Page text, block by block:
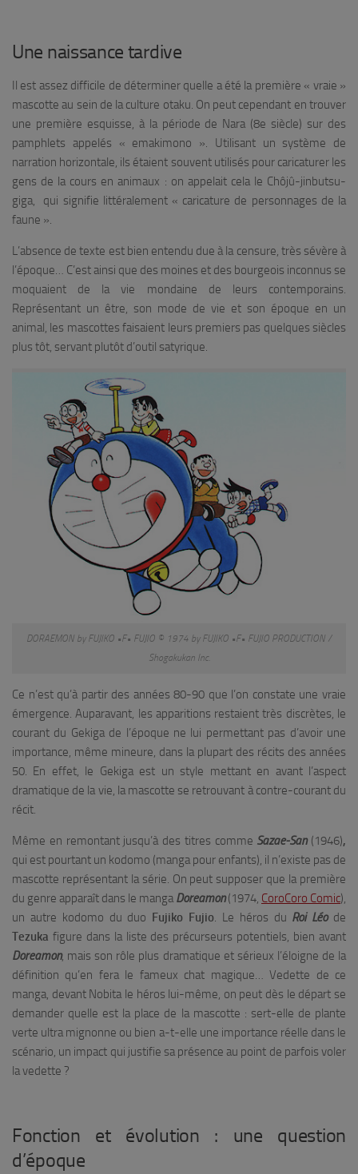
Une naissance tardive
Il est assez difficile de déterminer quelle a été la première « vraie »
mascotte au sein de la culture otaku. On peut cependant en trouver
une première esquisse, à la période de Nara (8e siècle) sur des
pamphlets appelés « emakimono ». Utilisant un système de
narration horizontale, ils étaient souvent utilisés pour caricaturer les
gens de la cours en animaux : on appelait cela le Chôjû-jinbutsu-
giga, qui signifie littéralement « caricature de personnages de la
faune ».
L’absence de texte est bien entendu due à la censure, très sévère à
l’époque… C’est ainsi que des moines et des bourgeois inconnus se
moquaient de la vie mondaine de leurs contemporains.
Représentant un être, son mode de vie et son époque en un
animal, les mascottes faisaient leurs premiers pas quelques siècles
plus tôt, servant plutôt d’outil satyrique.
DORAEMON by FUJIKO •F• FUJIO © 1974 by FUJIKO •F• FUJIO PRODUCTION /
Shogakukan Inc.
Ce n’est qu’à partir des années 80-90 que l’on constate une vraie
émergence. Auparavant, les apparitions restaient très discrètes, le
courant du Gekiga de l’époque ne lui permettant pas d’avoir une
importance, même mineure, dans la plupart des récits des années
50. En effet, le Gekiga est un style mettant en avant l’aspect
dramatique de la vie, la mascotte se retrouvant à contre-courant du
récit.
Même en remontant jusqu’à des titres comme Sazae-San (1946),
qui est pourtant un kodomo (manga pour enfants), il n’existe pas de
mascotte représentant la série. On peut supposer que la première
du genre apparaît dans le manga Doreamon(1974, CoroCoro Comic),
un autre kodomo du duo Fujiko Fujio. Le héros du Roi Léode
Tezuka figure dans la liste des précurseurs potentiels, bien avant
Doreamon, mais son rôle plus dramatique et sérieux l’éloigne de la
définition qu’en fera le fameux chat magique… Vedette de ce
manga, devant Nobita le héros lui-même, on peut dès le départ se
demander quelle est la place de la mascotte : sert-elle de plante
verte ultra mignonne ou bien a-t-elle une importance réelle dans le
scénario, un impact qui justifie sa présence au point de parfois voler
la vedette ?
Fonction et évolution : une question
d’époque